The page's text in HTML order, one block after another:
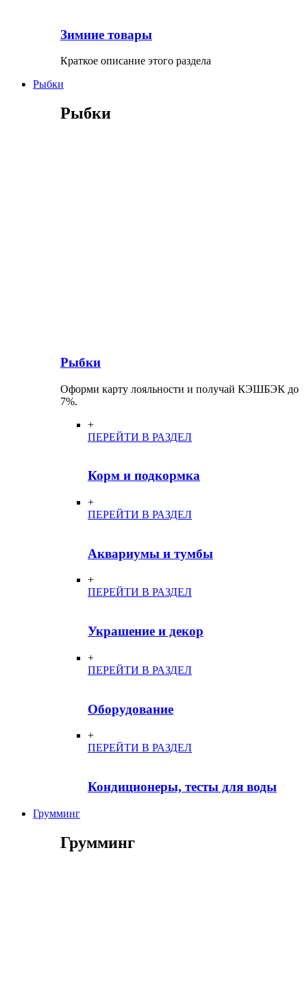
Зимние товары
Краткое описание этого раздела
Рыбки
Рыбки
Рыбки
Оформи карту лояльности и получай КЭШБЭК до
7%.
+
ПЕРЕЙТИ В РАЗДЕЛ
Корм и подкормка
+
ПЕРЕЙТИ В РАЗДЕЛ
Аквариумы и тумбы
+
ПЕРЕЙТИ В РАЗДЕЛ
Украшение и декор
+
ПЕРЕЙТИ В РАЗДЕЛ
Оборудование
+
ПЕРЕЙТИ В РАЗДЕЛ
Кондиционеры, тесты для воды
Грумминг
Грумминг